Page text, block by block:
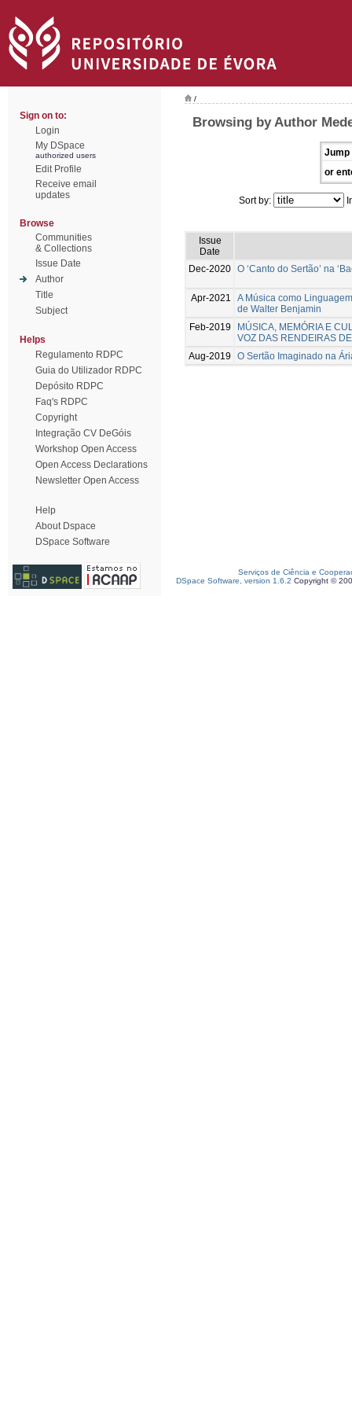
Sign on to:
Login
My DSpace
authorized users
Edit Profile
Receive email
updates
Browse
Communities
& Collections
Issue Date
Author
Title
Subject
Helps
Regulamento RDPC
Guia do Utilizador RDPC
Depósito RDPC
Faq's RDPC
Copyright
Integração CV DeGóis
Workshop Open Access
Open Access Declarations
Newsletter Open Access
Help
About Dspace
DSpace Software
/
Browsing by Author
Jump
or
Sort by:
Issue
Date
Dec-2020 O ‘Canto do Sertão’ na
Apr-2021
A Música como
de Walter Benjamin
Feb-2019
MÚSICA, MEMÓRIA E
VOZ DAS RENDEIRAS
Aug-2019
O Sertão Imaginado na
Serviços de Ciência e
DSpace Software, version 1.6.2 Copyright ©